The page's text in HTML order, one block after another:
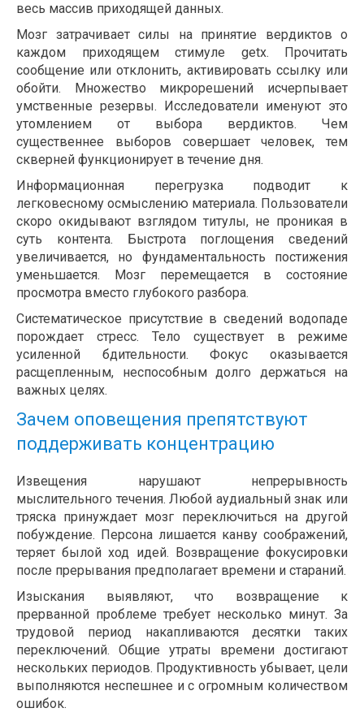
весь массив приходящей данных.
Мозг затрачивает силы на принятие вердиктов о
каждом приходящем стимуле getx. Прочитать
сообщение или отклонить, активировать ссылку или
обойти. Множество микрорешений исчерпывает
умственные резервы. Исследователи именуют это
утомлением от выбора вердиктов. Чем
существеннее выборов совершает человек, тем
скверней функционирует в течение дня.
Информационная перегрузка подводит к
легковесному осмыслению материала. Пользователи
скоро окидывают взглядом титулы, не проникая в
суть контента. Быстрота поглощения сведений
увеличивается, но фундаментальность постижения
уменьшается. Мозг перемещается в состояние
просмотра вместо глубокого разбора.
Систематическое присутствие в сведений водопаде
порождает стресс. Тело существует в режиме
усиленной бдительности. Фокус оказывается
расщепленным, неспособным долго держаться на
важных целях.
Зачем оповещения препятствуют
поддерживать концентрацию
Извещения нарушают непрерывность
мыслительного течения. Любой аудиальный знак или
тряска принуждает мозг переключиться на другой
побуждение. Персона лишается канву соображений,
теряет былой ход идей. Возвращение фокусировки
после прерывания предполагает времени и стараний.
Изыскания выявляют, что возвращение к
прерванной проблеме требует несколько минут. За
трудовой период накапливаются десятки таких
переключений. Общие утраты времени достигают
нескольких периодов. Продуктивность убывает, цели
выполняются неспешнее и с огромным количеством
ошибок.